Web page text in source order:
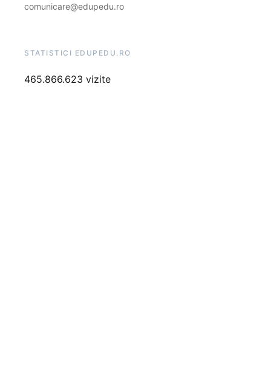
comunicare@edupedu.ro
STATISTICI EDUPEDU.RO
465.866.623 vizite